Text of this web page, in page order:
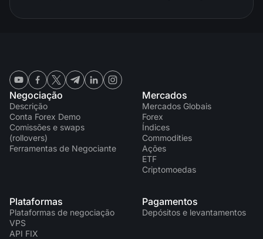
Negociação
Descrição
Conta Forex Demo
Comissões e swaps
(rollovers)
Ferramentas de Negociante
Mercados
Mercados Globais
Forex
Índices
Commodities
Ações
ETF
Criptomoedas
Plataformas
Plataformas de negociação
VPS
API FIX
Pagamentos
Depósitos e levantamentos